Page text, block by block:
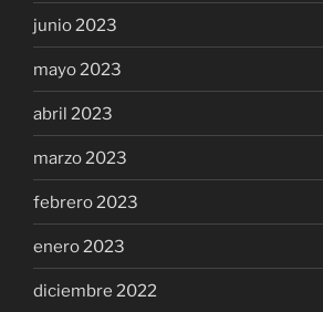
junio 2023
mayo 2023
abril 2023
marzo 2023
febrero 2023
enero 2023
diciembre 2022